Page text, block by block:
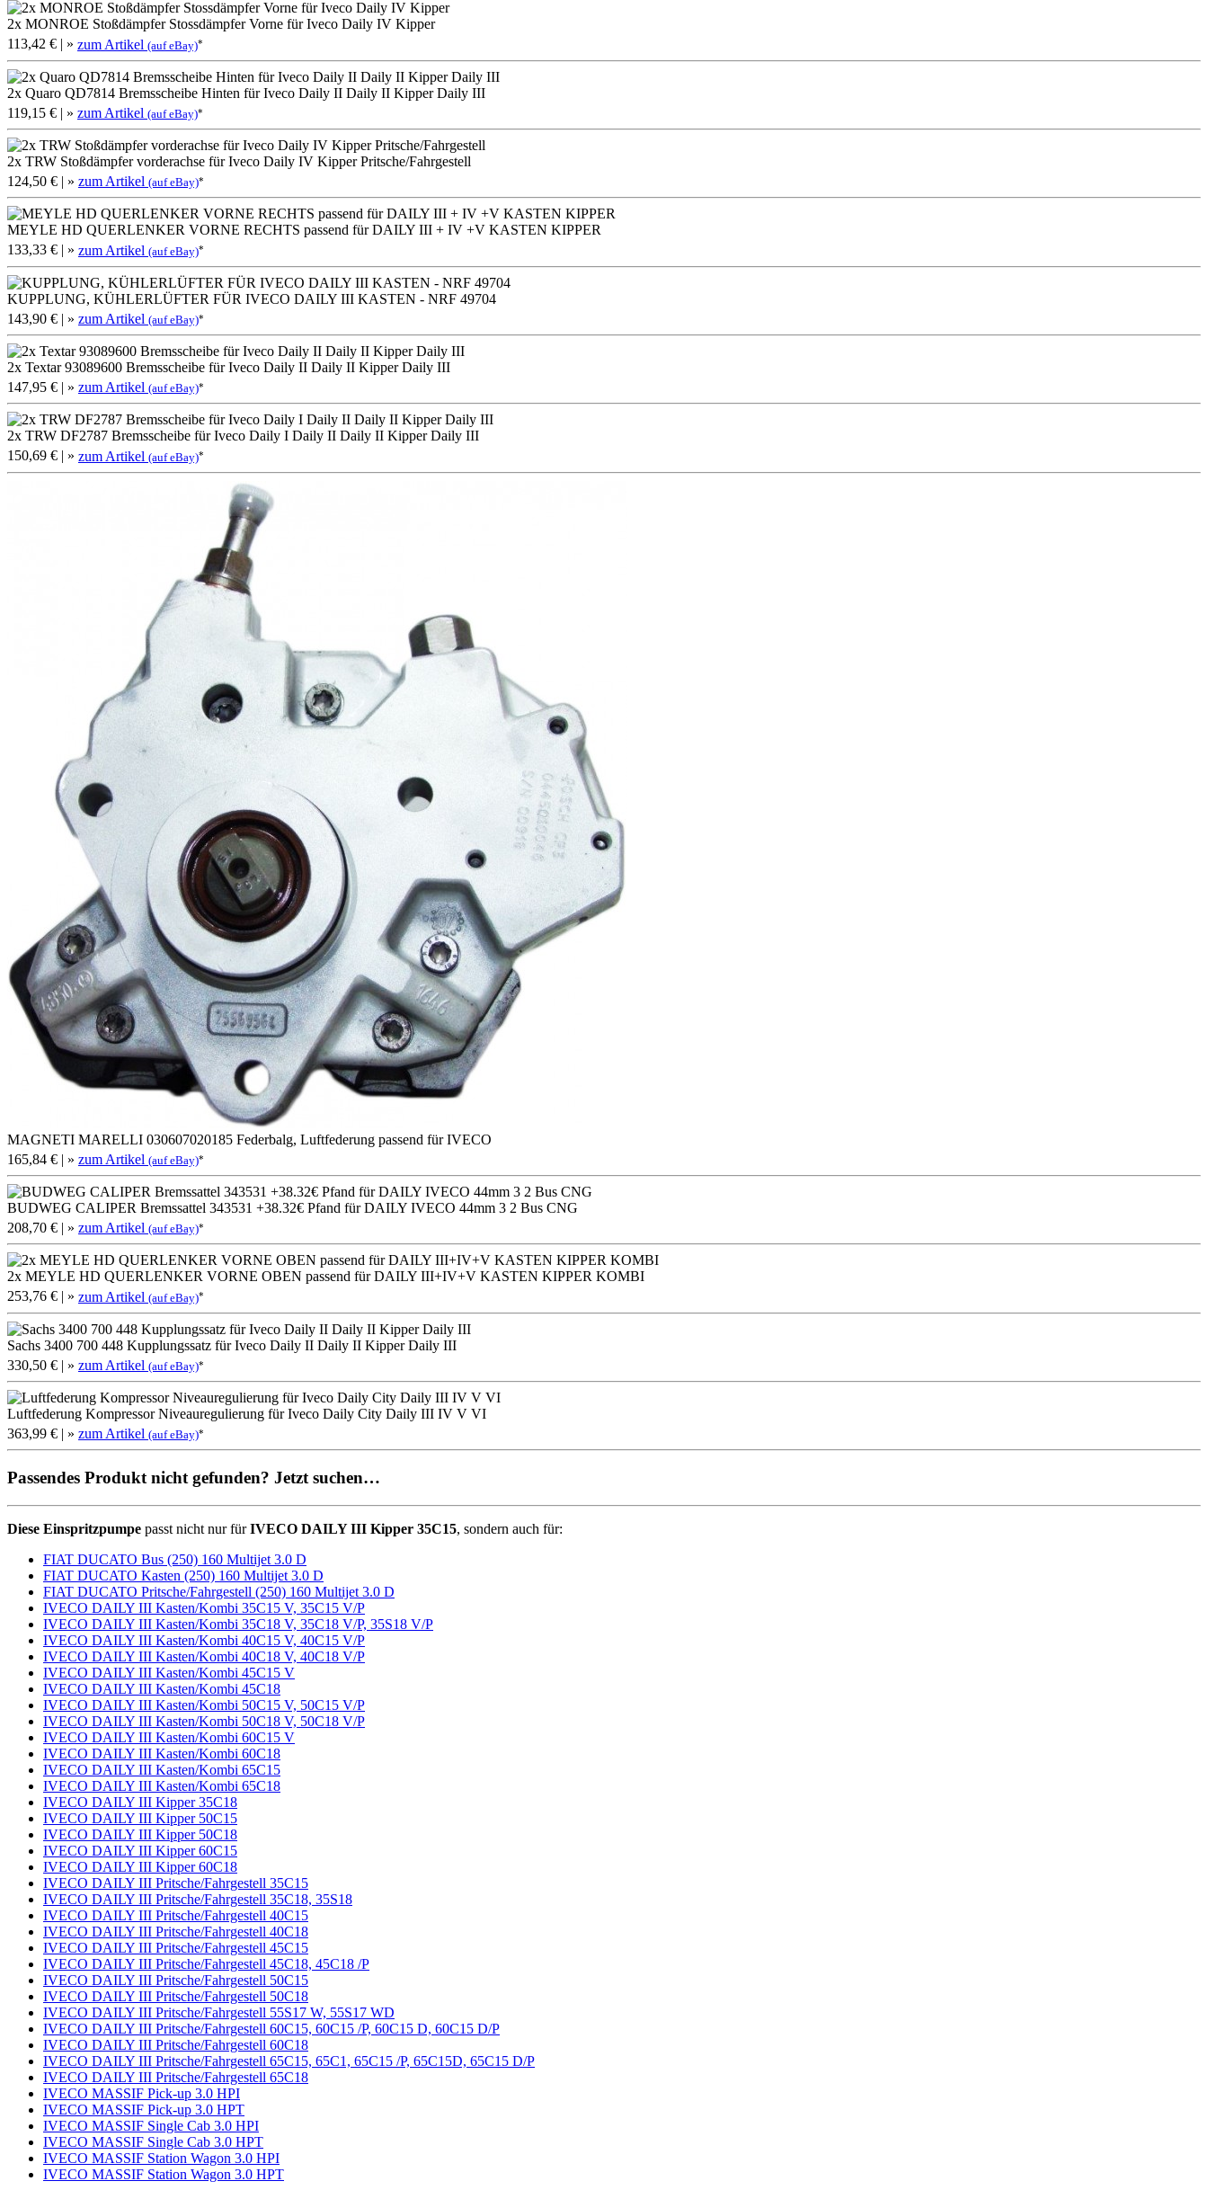
2x MONROE Stoßdämpfer Stossdämpfer Vorne für Iveco Daily IV Kipper
113,42 € | » zum Artikel (auf eBay)*
2x Quaro QD7814 Bremsscheibe Hinten für Iveco Daily II Daily II Kipper Daily III
119,15 € | » zum Artikel (auf eBay)*
2x TRW Stoßdämpfer vorderachse für Iveco Daily IV Kipper Pritsche/Fahrgestell
124,50 € | » zum Artikel (auf eBay)*
MEYLE HD QUERLENKER VORNE RECHTS passend für DAILY III + IV +V KASTEN KIPPER
133,33 € | » zum Artikel (auf eBay)*
KUPPLUNG, KÜHLERLÜFTER FÜR IVECO DAILY III KASTEN - NRF 49704
143,90 € | » zum Artikel (auf eBay)*
2x Textar 93089600 Bremsscheibe für Iveco Daily II Daily II Kipper Daily III
147,95 € | » zum Artikel (auf eBay)*
2x TRW DF2787 Bremsscheibe für Iveco Daily I Daily II Daily II Kipper Daily III
150,69 € | » zum Artikel (auf eBay)*
MAGNETI MARELLI 030607020185 Federbalg, Luftfederung passend für IVECO
165,84 € | » zum Artikel (auf eBay)*
BUDWEG CALIPER Bremssattel 343531 +38.32€ Pfand für DAILY IVECO 44mm 3 2 Bus CNG
208,70 € | » zum Artikel (auf eBay)*
2x MEYLE HD QUERLENKER VORNE OBEN passend für DAILY III+IV+V KASTEN KIPPER KOMBI
253,76 € | » zum Artikel (auf eBay)*
Sachs 3400 700 448 Kupplungssatz für Iveco Daily II Daily II Kipper Daily III
330,50 € | » zum Artikel (auf eBay)*
Luftfederung Kompressor Niveauregulierung für Iveco Daily City Daily III IV V VI
363,99 € | » zum Artikel (auf eBay)*
Passendes Produkt nicht gefunden? Jetzt suchen…
Diese Einspritzpumpe passt nicht nur fürIVECO DAILY III Kipper 35C15, sondern auch für:
FIAT DUCATO Bus (250) 160 Multijet 3.0 D
FIAT DUCATO Kasten (250) 160 Multijet 3.0 D
FIAT DUCATO Pritsche/Fahrgestell (250) 160 Multijet 3.0 D
IVECO DAILY III Kasten/Kombi 35C15 V, 35C15 V/P
IVECO DAILY III Kasten/Kombi 35C18 V, 35C18 V/P, 35S18 V/P
IVECO DAILY III Kasten/Kombi 40C15 V, 40C15 V/P
IVECO DAILY III Kasten/Kombi 40C18 V, 40C18 V/P
IVECO DAILY III Kasten/Kombi 45C15 V
IVECO DAILY III Kasten/Kombi 45C18
IVECO DAILY III Kasten/Kombi 50C15 V, 50C15 V/P
IVECO DAILY III Kasten/Kombi 50C18 V, 50C18 V/P
IVECO DAILY III Kasten/Kombi 60C15 V
IVECO DAILY III Kasten/Kombi 60C18
IVECO DAILY III Kasten/Kombi 65C15
IVECO DAILY III Kasten/Kombi 65C18
IVECO DAILY III Kipper 35C18
IVECO DAILY III Kipper 50C15
IVECO DAILY III Kipper 50C18
IVECO DAILY III Kipper 60C15
IVECO DAILY III Kipper 60C18
IVECO DAILY III Pritsche/Fahrgestell 35C15
IVECO DAILY III Pritsche/Fahrgestell 35C18, 35S18
IVECO DAILY III Pritsche/Fahrgestell 40C15
IVECO DAILY III Pritsche/Fahrgestell 40C18
IVECO DAILY III Pritsche/Fahrgestell 45C15
IVECO DAILY III Pritsche/Fahrgestell 45C18, 45C18 /P
IVECO DAILY III Pritsche/Fahrgestell 50C15
IVECO DAILY III Pritsche/Fahrgestell 50C18
IVECO DAILY III Pritsche/Fahrgestell 55S17 W, 55S17 WD
IVECO DAILY III Pritsche/Fahrgestell 60C15, 60C15 /P, 60C15 D, 60C15 D/P
IVECO DAILY III Pritsche/Fahrgestell 60C18
IVECO DAILY III Pritsche/Fahrgestell 65C15, 65C1, 65C15 /P, 65C15D, 65C15 D/P
IVECO DAILY III Pritsche/Fahrgestell 65C18
IVECO MASSIF Pick-up 3.0 HPI
IVECO MASSIF Pick-up 3.0 HPT
IVECO MASSIF Single Cab 3.0 HPI
IVECO MASSIF Single Cab 3.0 HPT
IVECO MASSIF Station Wagon 3.0 HPI
IVECO MASSIF Station Wagon 3.0 HPT